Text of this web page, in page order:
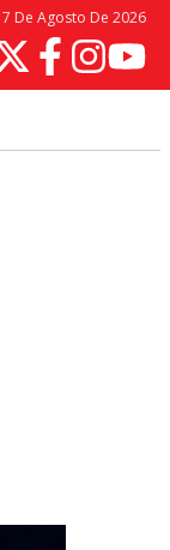
De Agosto De 2026